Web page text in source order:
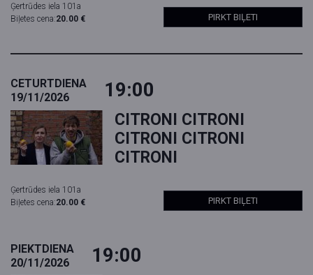
Ģertrūdes iela 101a
Biļetes cena:20.00 € PIRKT BIĻETI
CETURTDIENA
19/11/2026
19:00
CITRONI CITRONI
CITRONI CITRONI
CITRONI
Ģertrūdes iela 101a
Biļetes cena:20.00 € PIRKT BIĻETI
PIEKTDIENA
20/11/2026
19:00